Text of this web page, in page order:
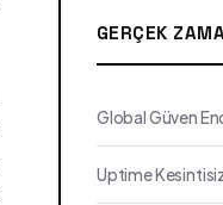
GERÇEK
Global Güven
Uptime